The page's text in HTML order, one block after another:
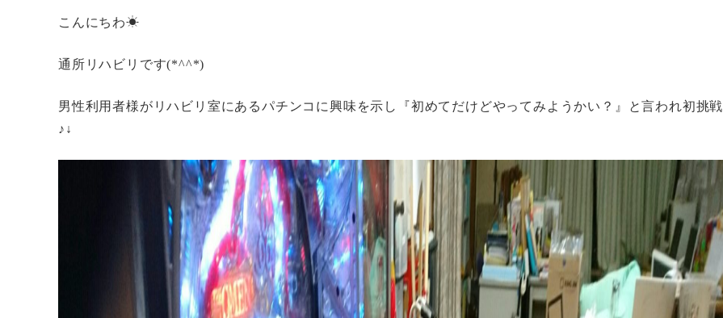
こんにちわ☀
通所リハビリです(*^^*)
男性利用者様がリハビリ室にあるパチンコに興味を示し『初めてだけどやってみようかい？』と言われ初挑戦
♪↓